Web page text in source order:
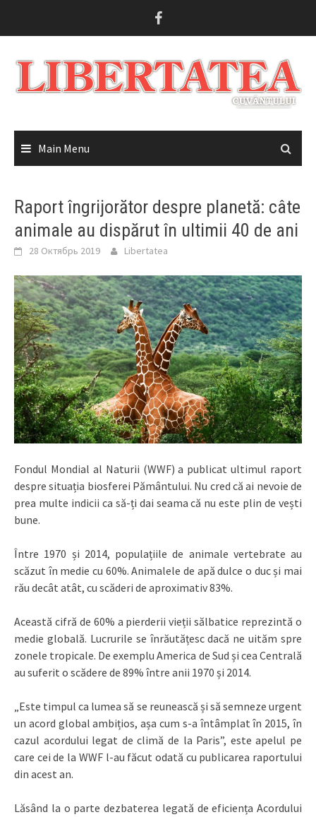
Main Menu
Raport îngrijorător despre planetă: câte
animale au dispărut în ultimii 40 de ani
28 Октябрь 2019 Libertatea
Fondul Mondial al Naturii (WWF) a publicat ultimul raport
despre situația biosferei Pământului. Nu cred că ai nevoie de
prea multe indicii ca să-ți dai seama că nu este plin de vești
bune.
Între 1970 și 2014, populațiile de animale vertebrate au
scăzut în medie cu 60%. Animalele de apă dulce o duc și mai
rău decât atât, cu scăderi de aproximativ 83%.
Această cifră de 60% a pierderii vieții sălbatice reprezintă o
medie globală. Lucrurile se înrăutățesc dacă ne uităm spre
zonele tropicale. De exemplu America de Sud și cea Centrală
au suferit o scădere de 89% între anii 1970 și 2014.
„Este timpul ca lumea să se reunească și să semneze urgent
un acord global ambițios, așa cum s-a întâmplat în 2015, în
cazul acordului legat de climă de la Paris”, este apelul pe
care cei de la WWF l-au făcut odată cu publicarea raportului
din acest an.
Lăsând la o parte dezbaterea legată de eficiența Acordului